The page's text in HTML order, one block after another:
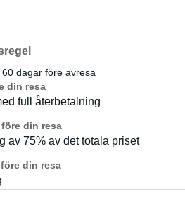
dagar före avresa
din resa
full återbetalning
din resa
av 75% av det totala priset
din resa